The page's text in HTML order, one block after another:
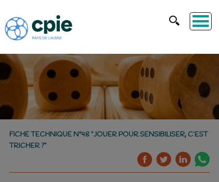
FICHE TECHNIQUE N°48 "JOUER POUR SENSIBILISER, C’EST
TRICHER ?"